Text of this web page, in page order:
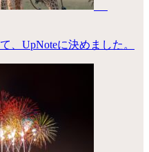
、UpNoteに決めました。